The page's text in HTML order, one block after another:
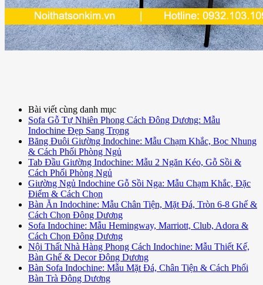
Bài viết cùng danh mục
Sofa Gỗ Tự Nhiên Phong Cách Đông Dương: Mẫu
Indochine Đẹp Sang Trọng
Băng Đuôi Giường Indochine: Mẫu Chạm Khắc, Bọc Nhung
& Cách Phối Phòng Ngủ
Tab Đầu Giường Indochine: Mẫu 2 Ngăn Kéo, Gỗ Sồi &
Cách Phối Phòng Ngủ
Giường Ngủ Indochine Gỗ Sồi Nga: Mẫu Chạm Khắc, Đặc
Điểm & Cách Chọn
Bàn Ăn Indochine: Mẫu Chân Tiện, Mặt Đá, Tròn 6-8 Ghế &
Cách Chọn Đông Dương
Sofa Indochine: Mẫu Hemingway, Marriott, Club, Adora &
Cách Chọn Đông Dương
Nội Thất Nhà Hàng Phong Cách Indochine: Mẫu Thiết Kế,
Bàn Ghế & Decor Đông Dương
Bàn Sofa Indochine: Mẫu Mặt Đá, Chân Tiện & Cách Phối
Bàn Trà Đông Dương